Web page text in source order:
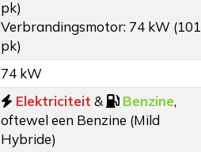
pk)
Verbrandingsmotor: 74 kW (101
pk)
74 kW
Elektriciteit & Benzine,
oftewel een Benzine (Mild
Hybride)